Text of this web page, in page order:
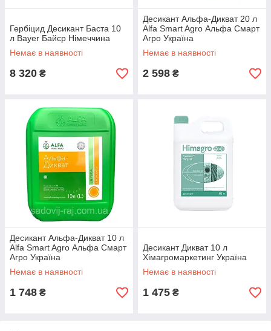
Гербіцид Десикант Баста 10
л Bayer Байєр Німеччина
Немає в наявності
8 320 ₴
Десикант Альфа-Дикват 20 л
Alfa Smart Agro Альфа Смарт
Агро Україна
Немає в наявності
2 598 ₴
Десикант Альфа-Дикват 10 л
Alfa Smart Agro Альфа Смарт
Агро Україна
Немає в наявності
1 748 ₴
Десикант Дикват 10 л
Хімагромаркетинг Україна
Немає в наявності
1 475 ₴